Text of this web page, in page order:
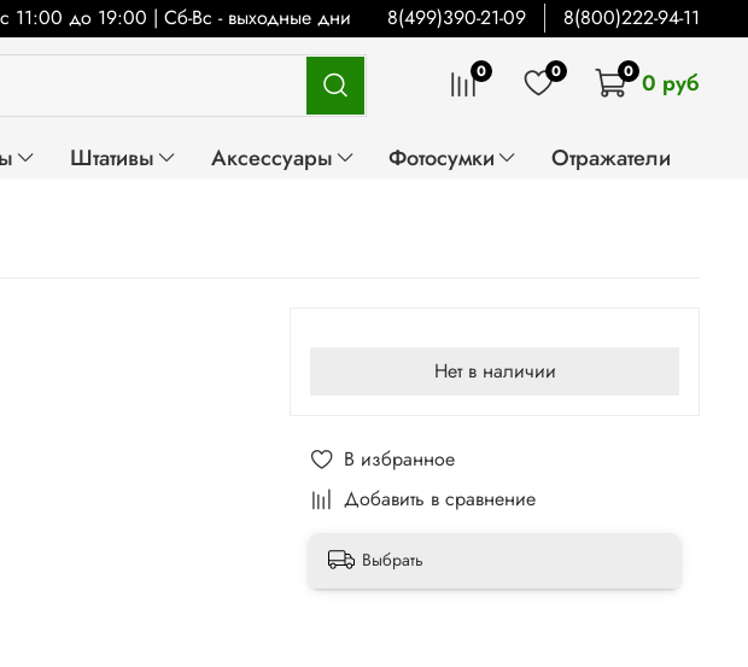
11:00 до 19:00 | Сб-Вс - выходные дни 8(499)390-21-09 8(800)222-94-11
0 0 0 0 руб
Штативы Аксессуары Фотосумки Отражатели
Нет в наличии
В избранное
Добавить в сравнение
Выбрать